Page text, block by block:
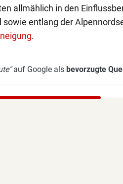
allmählich in den
sowie entlang der
.
auf Google als bevorzugte